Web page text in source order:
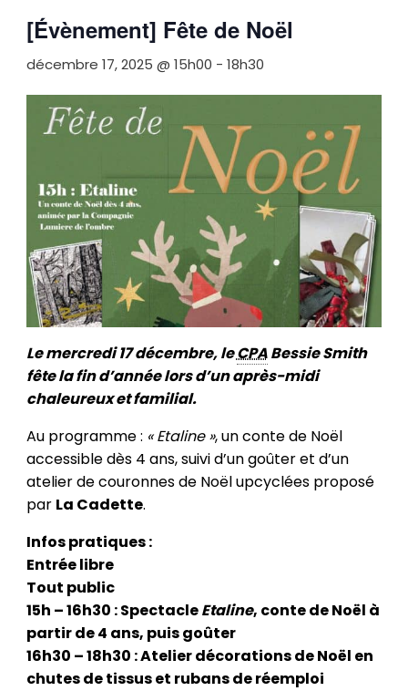
[Évènement] Fête de Noël
décembre 17, 2025 @ 15h00 - 18h30
Le mercredi 17 décembre, leCPABessie Smith
fête la fin d’année lors d’un après-midi
chaleureux et familial.
Au programme : « Etaline », un conte de Noël
accessible dès 4 ans, suivi d’un goûter et d’un
atelier de couronnes de Noël upcyclées proposé
par La Cadette.
Infos pratiques :
Entrée libre
Tout public
15h – 16h30 : SpectacleEtaline, conte de Noël à
partir de 4 ans, puis goûter
16h30 – 18h30 : Atelier décorations de Noël en
chutes de tissus et rubans de réemploi